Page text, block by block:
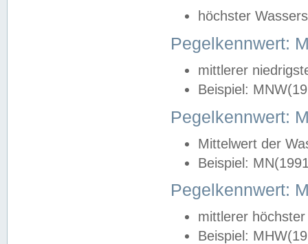
höchster
Pegelkennwert:
mittlerer
Beispiel:
Pegelkennwert:
Mittelwert der
Beispiel:
Pegelkennwert:
mittlerer
Beispiel: